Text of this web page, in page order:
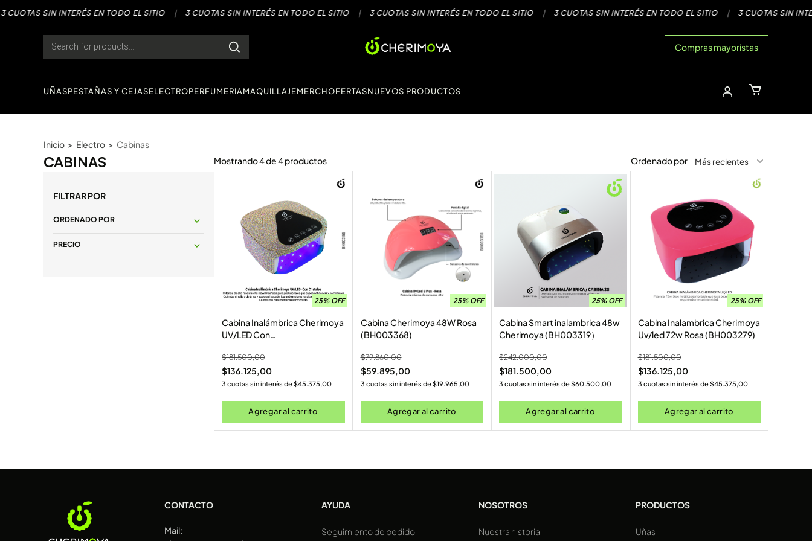
contenido
SIN INTERÉS EN TODO EL SITIO | 3 CUOTAS SIN INTERÉS EN TODO EL SITIO | 3 CUOTAS SIN INTERÉS EN TODO EL SITIO | 3 CUOTAS SIN INTERÉS EN TODO EL SITIO | 3 CUOTAS SIN INTERÉS
Products
search
Compras mayoristas
UÑASPESTAÑAS Y CEJASELECTROPERFUMERIAMAQUILLAJEMERCHOFERTASNUEVOS PRODUCTOS
Inicio > Electro > Cabinas
CABINAS
FILTRAR POR
ORDENADO POR
PRECIO
Mostrando4de4productos Ordenado por
25% OFF
Cabina Inalámbrica Cherimoya
UV/LED Con
$181.500,00
$136.125,00
3 cuotas sin interés de$45.375,00
Agregar al carrito
25% OFF
Cabina Cherimoya 48W Rosa
(BH003368)
$79.860,00
$59.895,00
3 cuotas sin interés de$19.965,00
Agregar al carrito
25% OFF
Cabina Smart inalambrica 48w
Cherimoya (BH003319）
$242.000,00
$181.500,00
3 cuotas sin interés de$60.500,00
Agregar al carrito
25% OFF
Cabina Inalambrica Cherimoya
Uv/led 72w Rosa (BH003279)
$181.500,00
$136.125,00
3 cuotas sin interés de$45.375,00
Agregar al carrito
CONTACTO
Mail:
AYUDA
Seguimiento de pedido
NOSOTROS
Nuestra historia
PRODUCTOS
Uñas